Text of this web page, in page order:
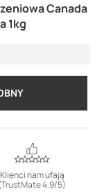
Canada
1kg
Klienci nam ufają
4.9/5)